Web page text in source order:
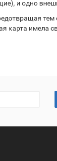
и одно
карта имела